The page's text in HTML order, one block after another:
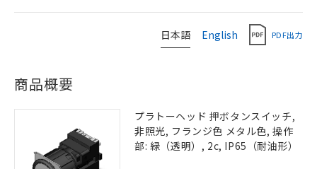
日本語 English PDF出力
商品概要
プラトーヘッド 押ボタンスイッチ,
非照光, フランジ色 メタル色, 操作
部: 緑（透明）, 2c, IP65（耐油形）